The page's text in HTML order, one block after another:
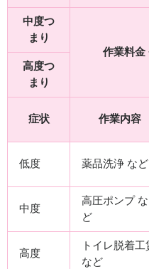
中度つ
まり
作業料金
高度つ
まり
症状 作業内容
低度 薬品洗浄 など
中度
高圧ポンプ な
ど
高度
トイレ脱着工
など